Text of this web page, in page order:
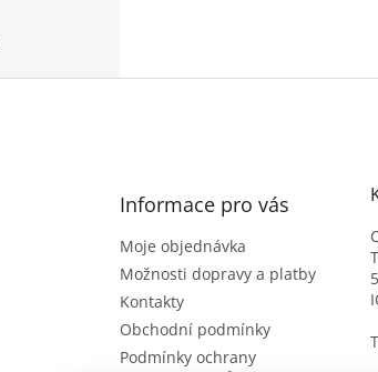
Informace pro vás
Moje objednávka
Možnosti dopravy a platby
Kontakty
Obchodní podmínky
Podmínky ochrany